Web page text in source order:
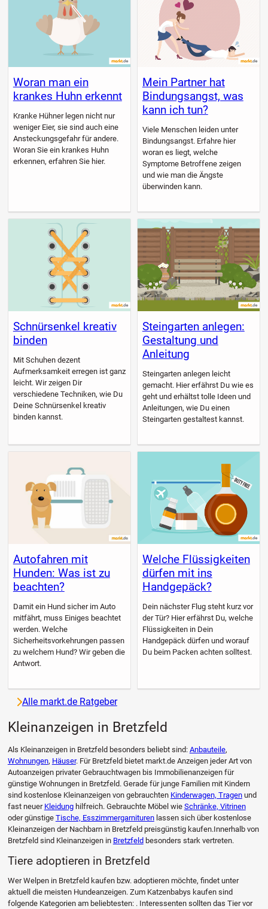
Woran man ein
krankes Huhn erkennt
Kranke Hühner legen nicht nur
weniger Eier, sie sind auch eine
Ansteckungsgefahr für andere.
Woran Sie ein krankes Huhn
erkennen, erfahren Sie hier.
Mein Partner hat
Bindungsangst, was
kann ich tun?
Viele Menschen leiden unter
Bindungsangst. Erfahre hier
woran es liegt, welche
Symptome Betroffene zeigen
und wie man die Ängste
überwinden kann.
Schnürsenkel kreativ
binden
Mit Schuhen dezent
Aufmerksamkeit erregen ist ganz
leicht. Wir zeigen Dir
verschiedene Techniken, wie Du
Deine Schnürsenkel kreativ
binden kannst.
Steingarten anlegen:
Gestaltung und
Anleitung
Steingarten anlegen leicht
gemacht. Hier erfährst Du wie es
geht und erhältst tolle Ideen und
Anleitungen, wie Du einen
Steingarten gestaltest kannst.
Autofahren mit
Hunden: Was ist zu
beachten?
Damit ein Hund sicher im Auto
mitfährt, muss Einiges beachtet
werden. Welche
Sicherheitsvorkehrungen passen
zu welchem Hund? Wir geben die
Antwort.
Welche Flüssigkeiten
dürfen mit ins
Handgepäck?
Dein nächster Flug steht kurz vor
der Tür? Hier erfährst Du, welche
Flüssigkeiten in Dein
Handgepäck dürfen und worauf
Du beim Packen achten solltest.
Alle markt.de Ratgeber
Kleinanzeigen in Bretzfeld
Als Kleinanzeigen in Bretzfeld besonders beliebt sind: Anbauteile,
Wohnungen, Häuser. Für Bretzfeld bietet markt.de Anzeigen jeder Art von
Autoanzeigen privater Gebrauchtwagen bis Immobilienanzeigen für
günstige Wohnungen in Bretzfeld. Gerade für junge Familien mit Kindern
sind kostenlose Kleinanzeigen von gebrauchten Kinderwagen, Tragenund
fast neuer Kleidunghilfreich. Gebrauchte Möbel wie Schränke, Vitrinen
oder günstige Tische, Esszimmergarniturenlassen sich über kostenlose
Kleinanzeigen der Nachbarn in Bretzfeld preisgünstig kaufen.Innerhalb von
Bretzfeld sind Kleinanzeigen in Bretzfeld besonders stark vertreten.
Tiere adoptieren in Bretzfeld
Wer Welpen in Bretzfeld kaufen bzw. adoptieren möchte, findet unter
aktuell die meisten Hundeanzeigen. Zum Katzenbabys kaufen sind
folgende Kategorien am beliebtesten: . Interessenten sollten das Tier vor